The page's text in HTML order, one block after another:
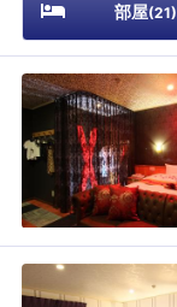
部屋(21)